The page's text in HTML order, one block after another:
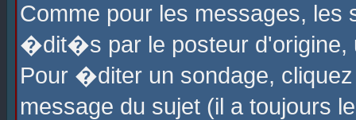
Comme pour les messages,
�dit�s par le posteur d'origine,
Pour �diter un sondage,
message du sujet (il a toujours